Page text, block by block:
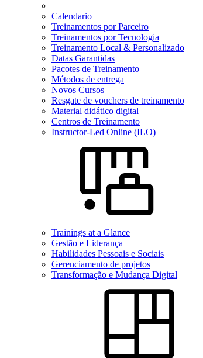
Calendario
Treinamentos por Parceiro
Treinamentos por Tecnologia
Treinamento Local & Personalizado
Datas Garantidas
Pacotes de Treinamento
Métodos de entrega
Novos Cursos
Resgate de vouchers de treinamento
Material didático digital
Centros de Treinamento
Instructor-Led Online (ILO)
Trainings at a Glance
Gestão e Liderança
Habilidades Pessoais e Sociais
Gerenciamento de projetos
Transformação e Mudança Digital